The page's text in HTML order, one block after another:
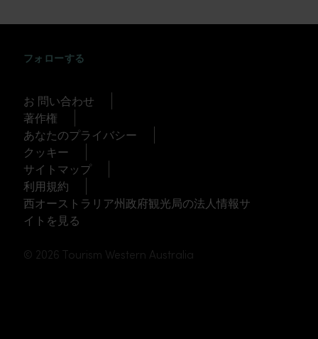
フォローする
お 問い合わせ
著作権
あなたのプライバシー
クッキー
サイトマップ
利用規約
西オーストラリア州政府観光局の法人情報サ
イトを見る
© 2026 Tourism Western Australia